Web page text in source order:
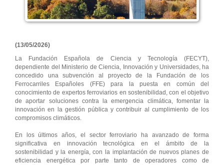
(13/05/2026)
La Fundación Española de Ciencia y Tecnología (FECYT),
dependiente del Ministerio de Ciencia, Innovación y Universidades, ha
concedido una subvención al proyecto de la Fundación de los
Ferrocarriles Españoles (FFE) para la puesta en común del
conocimiento de expertos ferroviarios en sostenibilidad, con el objetivo
de aportar soluciones contra la emergencia climática, fomentar la
innovación en la gestión pública y contribuir al cumplimiento de los
compromisos climáticos.
En los últimos años, el sector ferroviario ha avanzado de forma
significativa en innovación tecnológica en el ámbito de la
sostenibilidad y la energía, con la implantación de nuevos planes de
eficiencia energética por parte tanto de operadores como de